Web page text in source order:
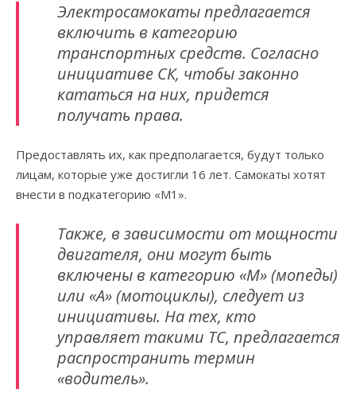
Электросамокаты предлагается
включить в категорию
транспортных средств. Согласно
инициативе СК, чтобы законно
кататься на них, придется
получать права.
Предоставлять их, как предполагается, будут только
лицам, которые уже достигли 16 лет. Самокаты хотят
внести в подкатегорию «М1».
Также, в зависимости от мощности
двигателя, они могут быть
включены в категорию «М» (мопеды)
или «А» (мотоциклы), следует из
инициативы. На тех, кто
управляет такими ТС, предлагается
распространить термин
«водитель».